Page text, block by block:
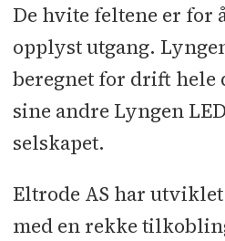
De hvite feltene er for
opplyst utgang.
beregnet for drift hele
sine andre Lyngen
selskapet.
Eltrode AS har
med en rekke